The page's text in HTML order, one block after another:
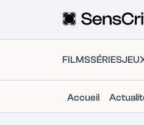
FILMSSÉRIES
Accueil